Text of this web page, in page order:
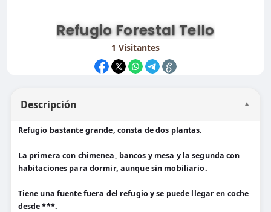
Refugio Forestal Tello
1 Visitantes
Descripción ▼
Refugio bastante grande, consta de dos plantas.
La primera con chimenea, bancos y mesa y la segunda con
habitaciones para dormir, aunque sin mobiliario.
Tiene una fuente fuera del refugio y se puede llegar en coche
desde ***.